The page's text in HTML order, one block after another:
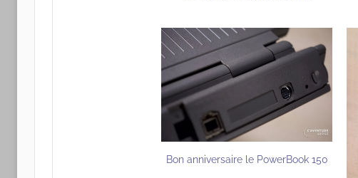
Bon anniversaire le PowerBook 150